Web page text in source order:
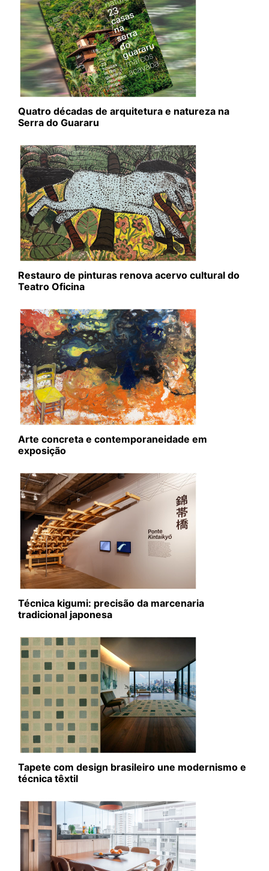
Quatro décadas de arquitetura e natureza na
Serra do Guararu
Restauro de pinturas renova acervo cultural do
Teatro Oficina
Arte concreta e contemporaneidade em
exposição
Técnica kigumi: precisão da marcenaria
tradicional japonesa
Tapete com design brasileiro une modernismo e
técnica têxtil